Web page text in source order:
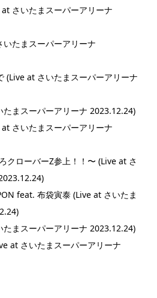
さいたまスーパーアリーナ
たまスーパーアリーナ
(Live at さいたまスーパーアリーナ
まスーパーアリーナ 2023.12.24)
さいたまスーパーアリーナ
クローバーZ参上！！〜 (Live at さ
feat. 布袋寅泰 (Live at さいたま
まスーパーアリーナ 2023.12.24)
at さいたまスーパーアリーナ